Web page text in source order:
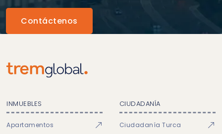
Contáctenos
INMUEBLES
Apartamentos
CIUDADANÍA
Ciudadanía Turca